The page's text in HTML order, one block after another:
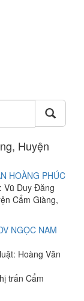
Huyện
HOÀNG PHÚC
Vũ Duy Đăng
Cẩm Giàng,
NGỌC NAM
Hoàng Văn
trấn Cẩm